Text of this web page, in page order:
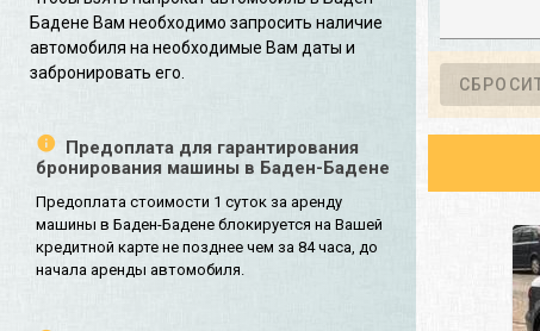
Бадене Вам необходимо запросить наличие
автомобиля на необходимые Вам даты и
забронировать его.
Предоплата для гарантирования
бронирования машины в Баден-Бадене
Предоплата стоимости 1 суток за аренду
машины в Баден-Бадене блокируется на Вашей
кредитной карте не позднее чем за 84 часа, до
начала аренды автомобиля.